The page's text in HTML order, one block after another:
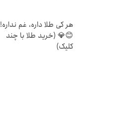
هر کی طلا داره، غم نداره!
😊💎 (خرید طلا با چند
کلیک)